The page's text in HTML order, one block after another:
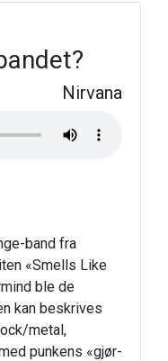
Nirvana
band fra
«Smells Like
ble de
kan beskrives
metal,
punkens «gjør-